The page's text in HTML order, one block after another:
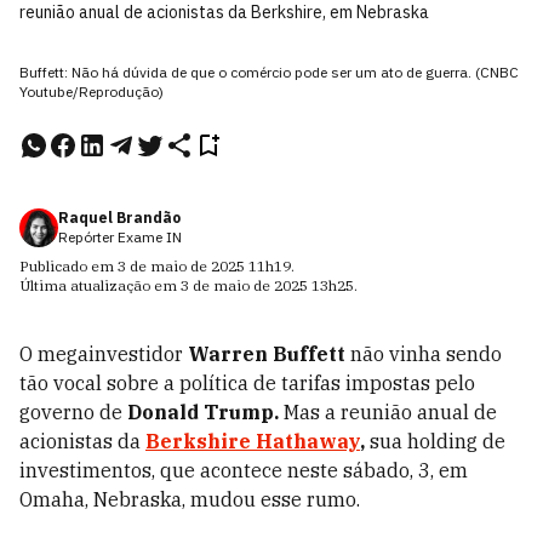
reunião anual de acionistas da Berkshire, em Nebraska
Buffett: Não há dúvida de que o comércio pode ser um ato de guerra. (CNBC
Youtube/Reprodução)
Raquel Brandão
Repórter Exame IN
Publicado em 3 de maio de 2025 11h19.
Última atualização em 3 de maio de 2025 13h25.
O megainvestidor Warren Buffett não vinha sendo
tão vocal sobre a política de tarifas impostas pelo
governo de Donald Trump. Mas a reunião anual de
acionistas da Berkshire Hathaway, sua holding de
investimentos, que acontece neste sábado, 3, em
Omaha, Nebraska, mudou esse rumo.